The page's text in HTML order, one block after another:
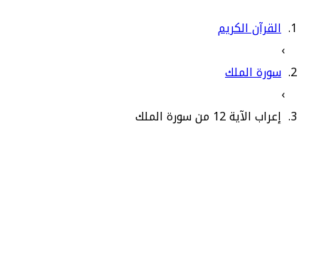
القرآن الكريم
›
سورة الملك
›
إعراب الآية 12 من سورة الملك